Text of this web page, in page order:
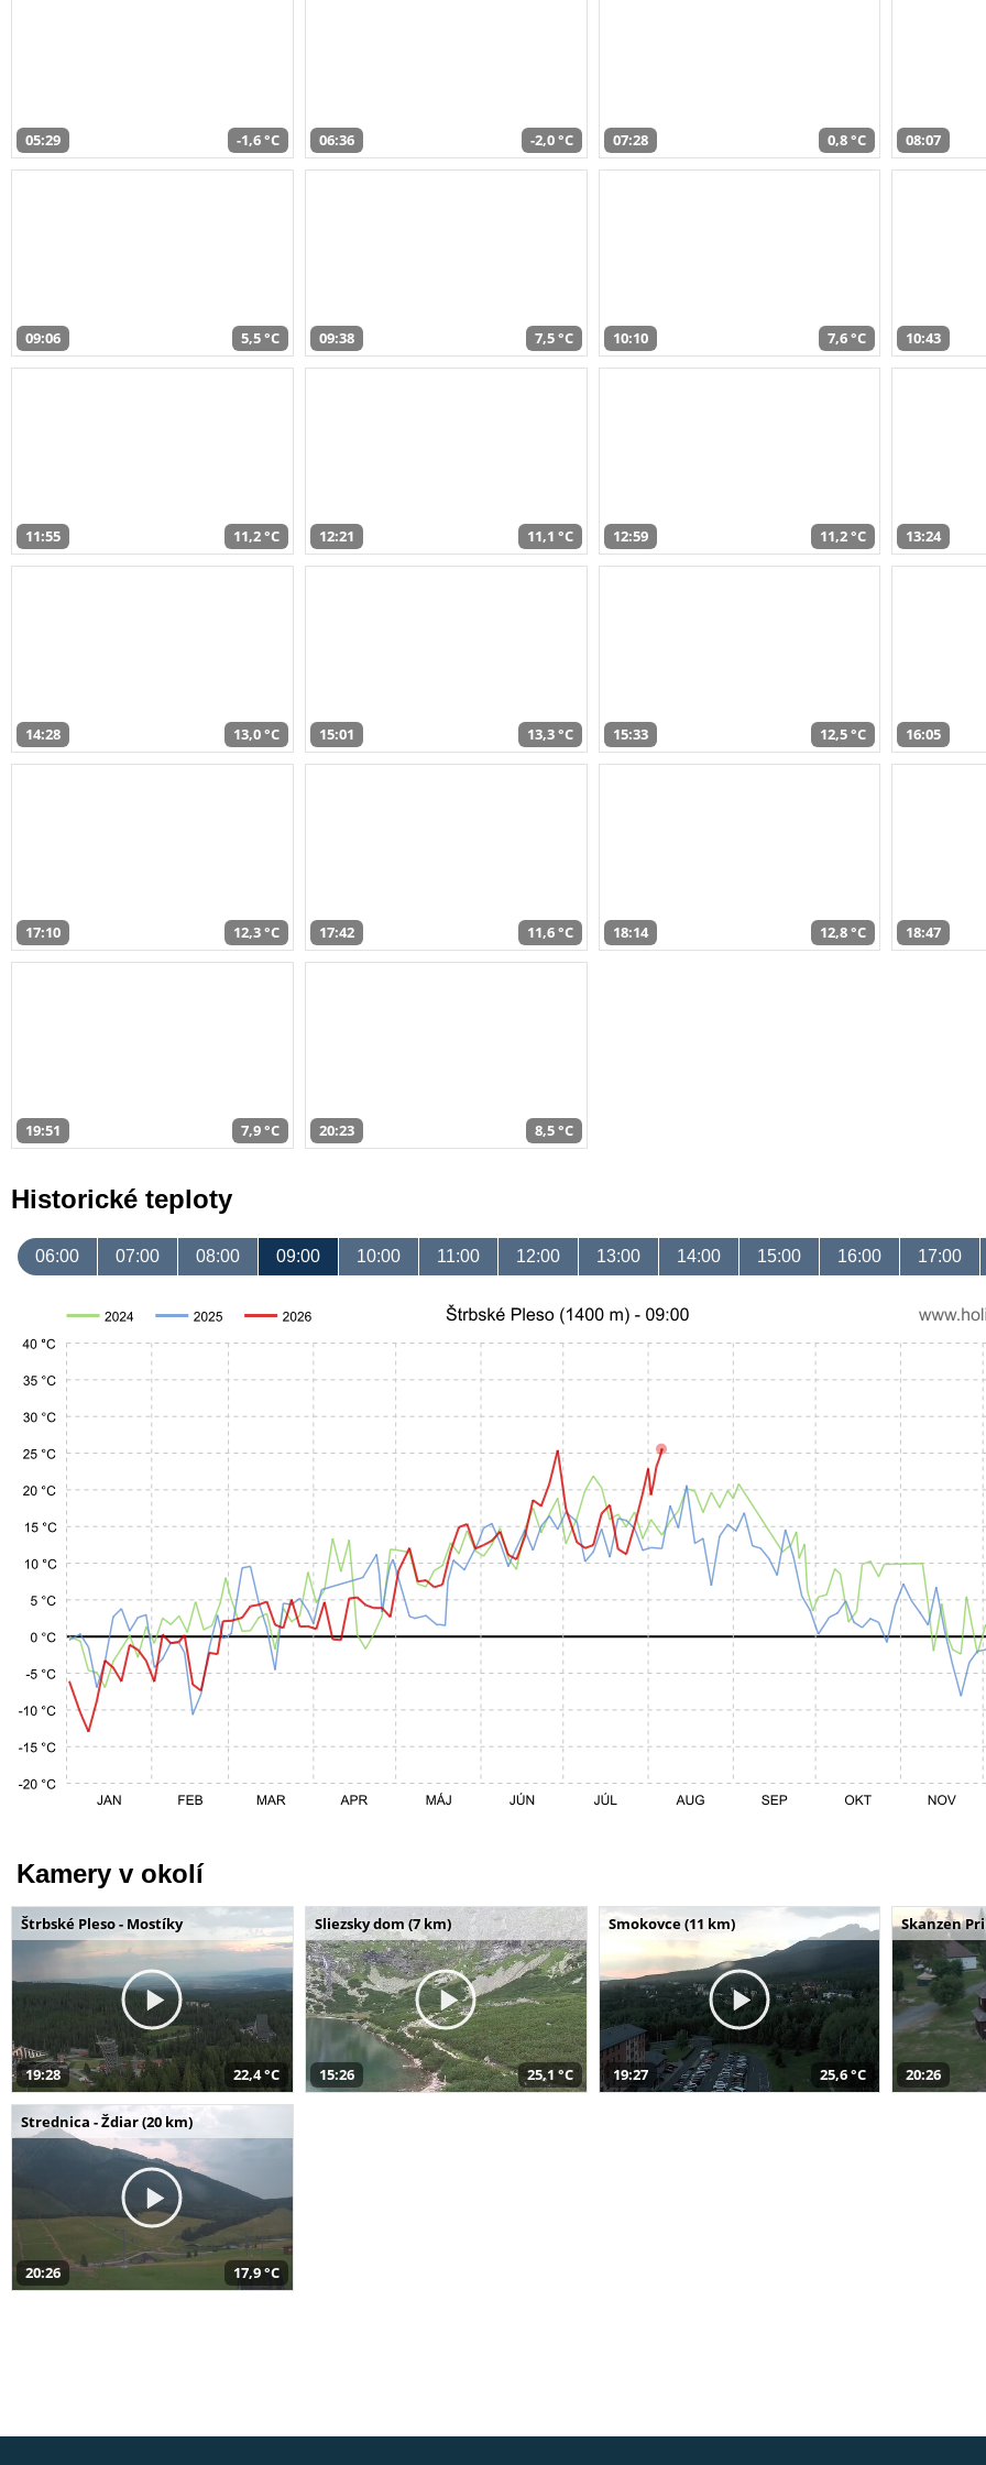
05:29 -1,6 °C 06:36 -2,0 °C 07:28 0,8 °C 08:07
09:06 5,5 °C 09:38 7,5 °C 10:10 7,6 °C 10:43
11:55 11,2 °C 12:21 11,1 °C 12:59 11,2 °C 13:24
14:28 13,0 °C 15:01 13,3 °C 15:33 12,5 °C 16:05
17:10 12,3 °C 17:42 11,6 °C 18:14 12,8 °C 18:47
19:51 7,9 °C 20:23 8,5 °C
Historické teploty
06:00 07:00 08:00 09:00 10:00 11:00 12:00 13:00 14:00 15:00 16:00 17:00
Kamery v okolí
Štrbské Pleso - Mostíky
19:28 22,4 °C
Sliezsky dom (7 km)
15:26 25,1 °C
Smokovce (11 km)
19:27 25,6 °C
Skanzen
20:26
Strednica - Ždiar (20 km)
20:26 17,9 °C